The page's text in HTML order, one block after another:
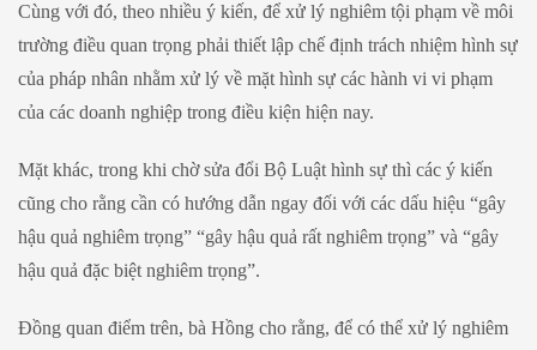
Cùng với đó, theo nhiều ý kiến, để xử lý nghiêm tội phạm về môi
trường điều quan trọng phải thiết lập chế định trách nhiệm hình sự
của pháp nhân nhằm xử lý về mặt hình sự các hành vi vi phạm
của các doanh nghiệp trong điều kiện hiện nay.
Mặt khác, trong khi chờ sửa đổi Bộ Luật hình sự thì các ý kiến
cũng cho rằng cần có hướng dẫn ngay đối với các dấu hiệu “gây
hậu quả nghiêm trọng” “gây hậu quả rất nghiêm trọng” và “gây
hậu quả đặc biệt nghiêm trọng”.
Đồng quan điểm trên, bà Hồng cho rằng, để có thể xử lý nghiêm